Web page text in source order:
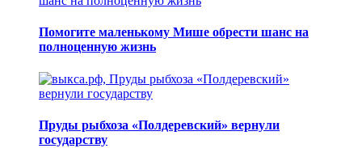
Помогите маленькому Мише обрести шанс на
полноценную жизнь
Пруды рыбхоза «Полдеревский» вернули
государству